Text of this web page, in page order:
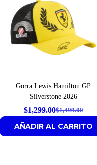
Gorra Lewis Hamilton GP
Silverstone 2026
$1,499.00
Original
price
$1,299.00
Current
price
AÑADIR AL CARRITO